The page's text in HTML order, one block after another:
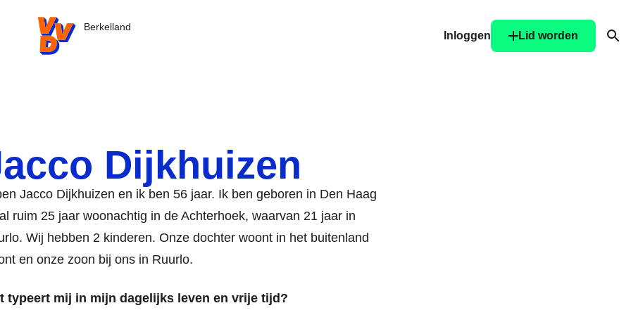
VVD.nl - Ga naar de homepage
Berkelland
Inloggen
Lid worden
Dijkhuizen
Jacco Dijkhuizen en ik ben 56 jaar. Ik ben geboren in Den Haag
ruim 25 jaar woonachtig in de Achterhoek, waarvan 21 jaar in
Wij hebben 2 kinderen. Onze dochter woont in het buitenland
en onze zoon bij ons in Ruurlo.
typeert mij in mijn dagelijks leven en vrije tijd?